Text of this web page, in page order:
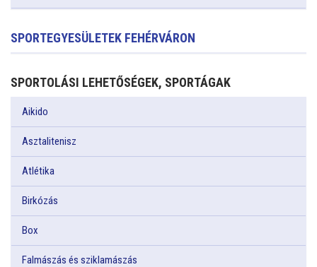
SPORTEGYESÜLETEK FEHÉRVÁRON
SPORTOLÁSI LEHETŐSÉGEK, SPORTÁGAK
Aikido
Asztalitenisz
Atlétika
Birkózás
Box
Falmászás és sziklamászás